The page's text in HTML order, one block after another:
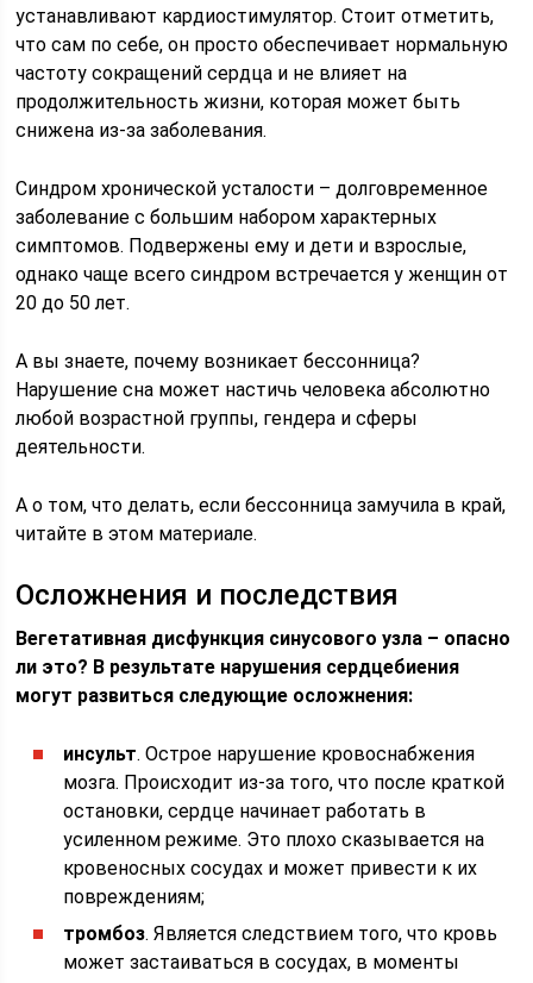
устанавливают кардиостимулятор. Стоит отметить,
что сам по себе, он просто обеспечивает нормальную
частоту сокращений сердца и не влияет на
продолжительность жизни, которая может быть
снижена из-за заболевания.
Синдром хронической усталости – долговременное
заболевание с большим набором характерных
симптомов. Подвержены ему и дети и взрослые,
однако чаще всего синдром встречается у женщин от
20 до 50 лет.
А вы знаете, почему возникает бессонница?
Нарушение сна может настичь человека абсолютно
любой возрастной группы, гендера и сферы
деятельности.
А о том, что делать, если бессонница замучила в край,
читайте в этом материале.
Осложнения и последствия
Вегетативная дисфункция синусового узла – опасно
ли это? В результате нарушения сердцебиения
могут развиться следующие осложнения:
инсульт. Острое нарушение кровоснабжения
мозга. Происходит из-за того, что после краткой
остановки, сердце начинает работать в
усиленном режиме. Это плохо сказывается на
кровеносных сосудах и может привести к их
повреждениям;
тромбоз. Является следствием того, что кровь
может застаиваться в сосудах, в моменты